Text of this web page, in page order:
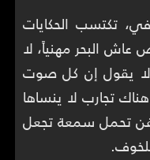
تكتسب الحكايات
البحر مهنياً، لا
لا يقول إن كل صوت
تجارب لا ينساها
تحمل سمعة تجعل